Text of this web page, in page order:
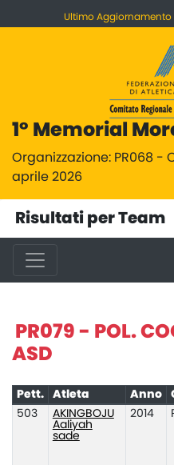
Ultimo Aggiornamento
1° Memorial
Organizzazione: PR068 -
aprile 2026
Risultati per Team
PR079 - POL.
ASD
Pett. Atleta Anno
503
AKINGBOJU
Aaliyah
sade
2014